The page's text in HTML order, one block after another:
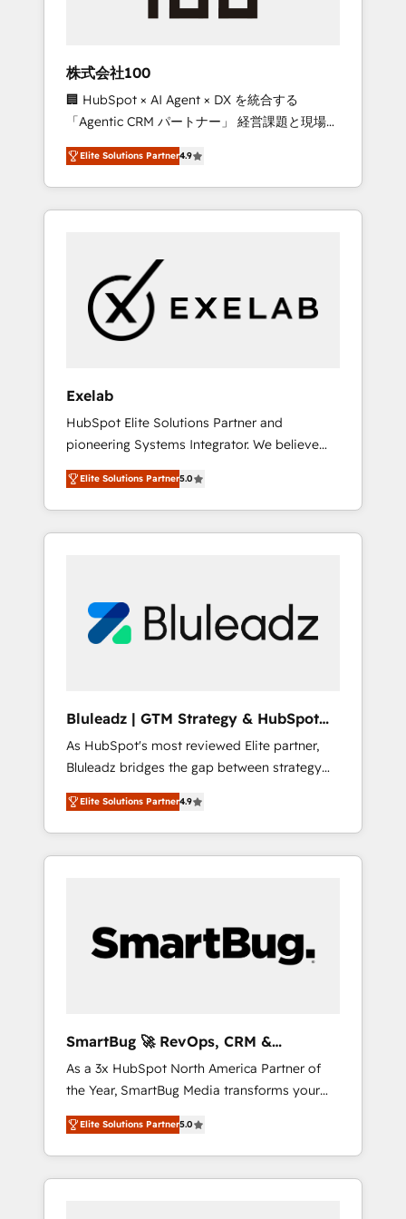
perspective. Many of our consultants have
operators need as their systems, data, and
processes evolve. Since 2014, we’ve
supported 1,400+ clients across a wide range
of industries, including healthcare, software,
B2B services, manufacturing, financial
services and more. Whether clients are new
to HubSpot or expanding into more
clean, scalable, AI-ready systems that create
long-term value and a consistently strong
client experience.
株式会社100
🏢 HubSpot × AI Agent × DX を統合する
「Agentic CRM パートナー」 経営課題と現場業
務をつなぐAIネイティブ・エージェンシーとし
て、HubSpot Eliteの実装力で顧客フロント業務
を再設計します。 💡 100inc は何をする会社
か？ HubSpotを共通基盤に、AIエージェントを
本のAIネイティブ・エージェンシーです。事業
部・グループ会社・部門が分立する組織で、デ
ータと業務プロセスのサイロ化を、CRMを軸と
した全社共通基盤に再構築します。意思決定
ら、GTMの見える化・自動化まで。全Hub統合
運用、データ品質設計、グループ横断のCRM統
合に対応します。 2️⃣ AIエージェント組織構築
営業・マーケティング業務の一部をAIが自律実
行する組織への移行を設計・実装。Breeze・
Claude等をHubSpotと連携させ、役割定義・運
用ルール・成果指標まで含めて設計します。 3️⃣
PMOとして主導。「設定の代行ではなく、設計
の責任」を引き受け、部門横断の統合・浸透・
変革管理を実行します。 ▸ CMS戦略設計・構
Hubで一体提供。 ▸ 既存CRM・MAからの移行
支援：Salesforce・Marketo・Pardot等からの
移行、カスタム設計、履歴データ移行と活用設
計まで。 ▸ AEO対応：ChatGPT・Perplexity等
のAI検索からの流入・引用を前提にコンテンツ
HubSpotアワード受賞・HUGリーダー ✓
AI活用に関するご相談、現状整理の壁打ちな
ど、構想段階からお気軽にお問い合わせくださ
Elite Solutions Partner4.9
Exelab
HubSpot Elite Solutions Partner and
pioneering Systems Integrator. We believe
technology should serve business strategy,
not the other way around. Every engagement
begins with clear objectives, customer
journey mapping, and measurable KPIs. Only
Connectors, workflows, and data
architectures that make HubSpot the
HubSpot beyond standard configurations. -
AI-FIRST- AI across customer-facing
operations to accelerate decisions,
streamline processes, and unlock efficiency
at scale. From predictive intelligence to
conversational AI, we turn data into action
and automation into competitive advantage.
Elite Solutions Partner5.0
Bluleadz | GTM Strategy & HubSpot
Implementation
As HubSpot's most reviewed Elite partner,
Bluleadz bridges the gap between strategy
and execution. We don't just "set up tools" —
we install the GTM Operating System (GTM
OS) to align your leadership and engineer a
portal that drives predictable revenue
and Story to stop "accelerating a mess." ⚙️
Elite Engineering & AI Scalable Architecture:
agents, and high-integrity migrations for total
reporting clarity. Security & Compliance: SOC
2 Type I and HIPAA attested for enterprise-
grade data security. 🏆 Why Bluleadz? GTM
OS Partner | 16+ Years Experience | 1,000+
Five-Star Reviews
Elite Solutions Partner4.9
SmartBug 🚀 RevOps, CRM &
Integration Experts
As a 3x HubSpot North America Partner of
the Year, SmartBug Media transforms your
customer lifecycle into a revenue engine. Our
unified ecosystem includes specialized
divisions Globalia (AI & Software) and Point
Success Media (Paid Media), making this the
Elite Solutions Partner5.0